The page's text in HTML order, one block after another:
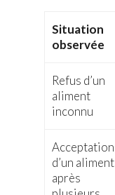
Situation
observée
Refus d’un
aliment
inconnu
Acceptation
d’un aliment
après